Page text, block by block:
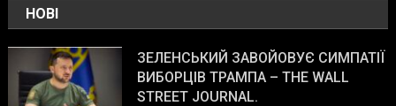
НОВІ
ЗЕЛЕНСЬКИЙ ЗАВОЙОВУЄ СИМПАТІЇ
ВИБОРЦІВ ТРАМПА – THE WALL
STREET JOURNAL.